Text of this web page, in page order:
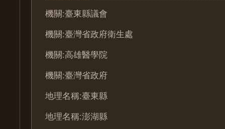
機關:臺東縣議會
機關:臺灣省政府衛生處
機關:高雄醫學院
機關:臺灣省政府
地理名稱:臺東縣
地理名稱:澎湖縣